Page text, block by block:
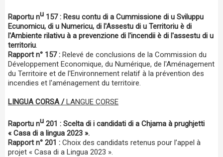
Raportu nu 157 : Resu contu di a Cummissione di u Sviluppu
Ecunomicu, di u Numericu, di l'Assestu di u Territoriu è di
l'Ambiente rilativu à a prevenzione di l'incendii è di l'assestu di u
territoriu.
Rapport n° 157 : Relevé de conclusions de la Commission du
Développement Economique, du Numérique, de l'Aménagement
du Territoire et de l'Environnement relatif à la prévention des
incendies et l'aménagement du territoire.
LINGUA CORSA /LANGUE CORSE
Raportu nu 201 : Scelta di i candidati di a Chjama à prughjetti
« Casa di a lingua 2023 ».
Rapport n° 201 : Choix des candidats retenus pour l’appel à
projet « Casa di a Lingua 2023 ».